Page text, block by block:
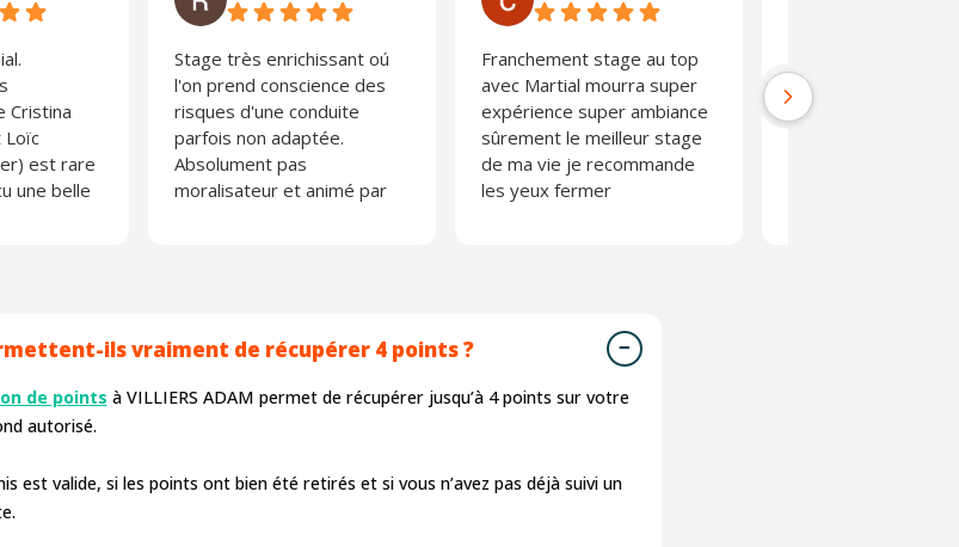
Cristina
Loïc
est rare
une belle
Stage très enrichissant oú
l'on prend conscience des
risques d'une conduite
parfois non adaptée.
Absolument pas
moralisateur et animé par
librement. Une belle
N'en prenez pas l'habitude
Franchement stage au top
avec Martial mourra super
expérience super ambiance
sûrement le meilleur stage
de ma vie je recommande
les yeux fermer
ambiance
ils vraiment de récupérer 4 points ?
de points à VILLIERS ADAM permet de récupérer jusqu’à 4 points sur votre
autorisé.
est valide, si les points ont bien été retirés et si vous n’avez pas déjà suivi un